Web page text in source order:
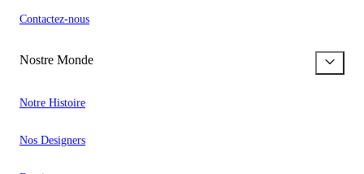
Contactez-nous
Nostre Monde
Notre Histoire
Nos Designers